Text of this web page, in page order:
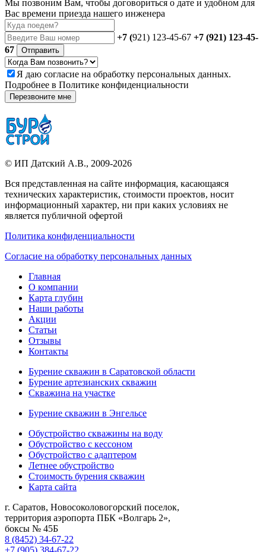
Мы позвоним Вам, чтобы договориться о дате и удобном для
Вас времени приезда нашего инженера
+7 (921) 123-45-67 +7 (921) 123-45-
67
Отправить
Я даю согласие на обработку персональных данных.
Подробнее в Политике конфиденциальности
Перезвоните мне
© ИП Датский А.В., 2009-2026
Вся представленная на сайте информация, касающаяся
технических характеристик, стоимости проектов, носит
информационный характер, ни при каких условиях не
является публичной офертой
Политика конфиденциальности
Согласие на обработку персональных данных
Главная
О компании
Карта глубин
Наши работы
Акции
Статьи
Отзывы
Контакты
Бурение скважин в Саратовской области
Бурение артезианских скважин
Скважина на участке
Бурение скважин в Энгельсе
Обустройство скважины на воду
Обустройство с кессоном
Обустройство с адаптером
Летнее обустройство
Стоимость бурения скважин
Карта сайта
г. Саратов, Новосоколовогорский поселок,
территория аэропорта ПБК «Волгарь 2»,
боксы № 45Б
8 (8452) 34-67-22
+7 (905) 384-67-22